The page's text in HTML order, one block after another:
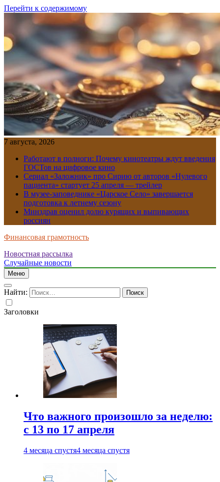
Перейти к содержимому
7 августа, 2026
Работают в полноги: Почему кинотеатры ждут введения
ГОСТов на цифровое кино
Сериал «Заложник» про Сирию от авторов «Нулевого
пациента» стартует 25 апреля — трейлер
В музее-заповеднике «Царское Село» завершается
подготовка к летнему сезону
Минздрав оценил долю курящих и выпивающих
россиян
Финансовая грамотность
Новостная рассылка
Случайные новости
Меню
Найти:
Заголовки
Что важного произошло за неделю:
с 13 по 17 апреля
4 месяца спустя4 месяца спустя